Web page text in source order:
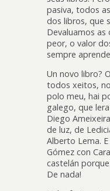
pasiva, todos
dos libros, que
Devaluamos as
peor, o valor
sempre
Un novo libro?
todos xeitos,
polo meu, hai
galego, que
Diego
de luz, de
Alberto Lema.
Gómez con
castelán
De nada!